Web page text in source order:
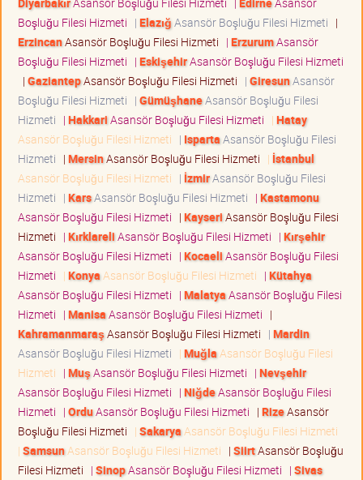
Boşluğu Filesi Hizmeti | ElazığAsansör Boşluğu Filesi Hizmeti |
ErzincanAsansör Boşluğu Filesi Hizmeti | ErzurumAsansör
Boşluğu Filesi Hizmeti | EskişehirAsansör Boşluğu Filesi Hizmeti
| GaziantepAsansör Boşluğu Filesi Hizmeti | GiresunAsansör
Boşluğu Filesi Hizmeti | GümüşhaneAsansör Boşluğu Filesi
Hizmeti | HakkariAsansör Boşluğu Filesi Hizmeti | Hatay
Asansör Boşluğu Filesi Hizmeti | IspartaAsansör Boşluğu Filesi
Hizmeti | MersinAsansör Boşluğu Filesi Hizmeti | İstanbul
Asansör Boşluğu Filesi Hizmeti | İzmirAsansör Boşluğu Filesi
Hizmeti | KarsAsansör Boşluğu Filesi Hizmeti | Kastamonu
Asansör Boşluğu Filesi Hizmeti | KayseriAsansör Boşluğu Filesi
Hizmeti | KırklareliAsansör Boşluğu Filesi Hizmeti | Kırşehir
Asansör Boşluğu Filesi Hizmeti | KocaeliAsansör Boşluğu Filesi
Hizmeti | Konya Asansör Boşluğu Filesi Hizmeti | Kütahya
Asansör Boşluğu Filesi Hizmeti | MalatyaAsansör Boşluğu Filesi
Hizmeti | ManisaAsansör Boşluğu Filesi Hizmeti |
KahramanmaraşAsansör Boşluğu Filesi Hizmeti | Mardin
Asansör Boşluğu Filesi Hizmeti | Muğla Asansör Boşluğu Filesi
Hizmeti | MuşAsansör Boşluğu Filesi Hizmeti | Nevşehir
Asansör Boşluğu Filesi Hizmeti | NiğdeAsansör Boşluğu Filesi
Hizmeti | OrduAsansör Boşluğu Filesi Hizmeti | RizeAsansör
Boşluğu Filesi Hizmeti | Sakarya Asansör Boşluğu Filesi Hizmeti
| SamsunAsansör Boşluğu Filesi Hizmeti | SiirtAsansör Boşluğu
Filesi Hizmeti | SinopAsansör Boşluğu Filesi Hizmeti | Sivas